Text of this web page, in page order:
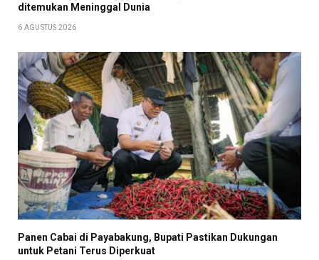
ditemukan Meninggal Dunia
6 AGUSTUS 2026
Panen Cabai di Payabakung, Bupati Pastikan Dukungan
untuk Petani Terus Diperkuat